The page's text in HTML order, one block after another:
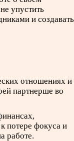
упустить
и создавать
отношениях и
партнерше во
потере фокуса и
работе.